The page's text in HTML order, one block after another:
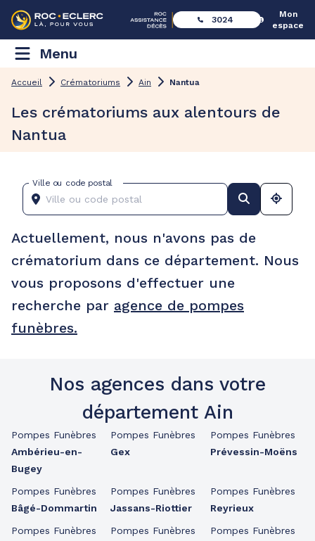
3024
Mon
espace
Menu
Accueil Crématoriums Ain Nantua
Les crématoriums aux alentours de
Nantua
Ville ou code postal
Actuellement, nous n'avons pas de
crématorium dans ce département. Nous
vous proposons d'effectuer une
recherche par agence de pompes
funèbres.
Nos agences dans votre
département Ain
Pompes Funèbres
Ambérieu-en-
Bugey
Pompes Funèbres
Bâgé-Dommartin
Pompes Funèbres
Pompes Funèbres
Gex
Pompes Funèbres
Jassans-Riottier
Pompes Funèbres
Pompes Funèbres
Prévessin-Moëns
Pompes Funèbres
Reyrieux
Pompes Funèbres